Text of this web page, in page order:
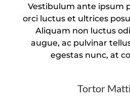
Vestibulum ante ipsum
orci luctus et ultrices
Aliquam non luctus
augue, ac pulvinar
egestas nunc, at
Tortor